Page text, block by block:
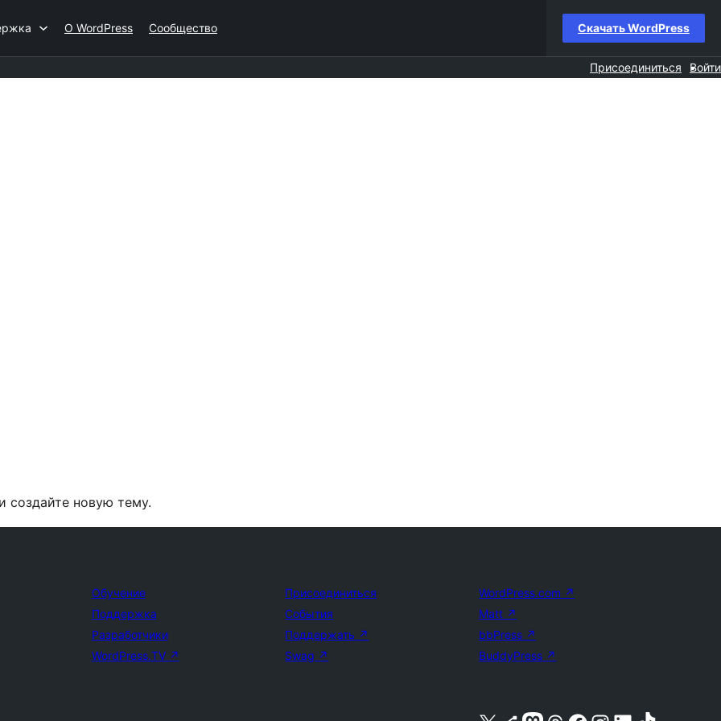
О WordPress Сообщество Скачать WordPress
Присоединиться Войти
создайте новую тему.
Обучение
Поддержка
Разработчики
WordPress.TV ↗
Присоединиться
События
Поддержать ↗
Swag ↗
WordPress.com ↗
Matt ↗
bbPress ↗
BuddyPress ↗